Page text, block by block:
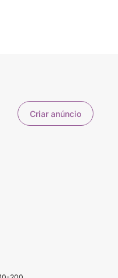
Criar anúncio